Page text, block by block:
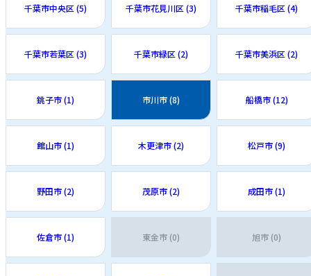
千葉市中央区 (5) 千葉市花見川区 (3) 千葉市稲毛区 (4)
千葉市若葉区 (3) 千葉市緑区 (2) 千葉市美浜区 (2)
銚子市 (1) 市川市 (8) 船橋市 (12)
館山市 (1) 木更津市 (2) 松戸市 (9)
野田市 (2) 茂原市 (2) 成田市 (1)
佐倉市 (1) 東金市 (0) 旭市 (0)